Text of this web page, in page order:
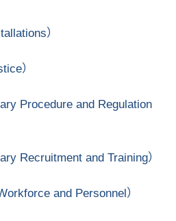
）
）
Procedure and Regulation
Recruitment and Training）
and Personnel）